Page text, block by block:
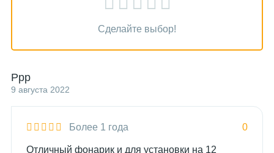
Сделайте выбор!
Ррр
9 августа 2022
Более 1 года 0
Отличный фонарик и для установки на 12